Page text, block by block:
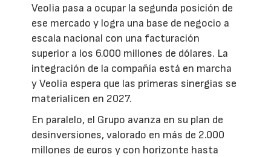
Veolia pasa a ocupar la segunda posición de
ese mercado y logra una base de negocio a
escala nacional con una facturación
superior a los 6.000 millones de dólares. La
integración de la compañía está en marcha
y Veolia espera que las primeras sinergias se
materialicen en 2027.
En paralelo, el Grupo avanza en su plan de
desinversiones, valorado en más de 2.000
millones de euros y con horizonte hasta